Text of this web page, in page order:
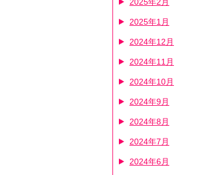
2025年1月
2024年12月
2024年11月
2024年10月
2024年9月
2024年8月
2024年7月
2024年6月